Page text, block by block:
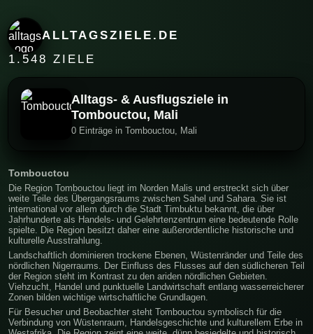
ALLTAGSZIELE.DE
1.548 ZIELE
Alltags- & Ausflugsziele in
Tombouctou, Mali
0 Einträge in Tombouctou, Mali
Tombouctou
Die Region Tombouctou liegt im Norden Malis und erstreckt sich über
weite Teile des Übergangsraums zwischen Sahel und Sahara. Sie ist
international vor allem durch die Stadt Timbuktu bekannt, die über
Jahrhunderte als Handels- und Gelehrtenzentrum eine bedeutende Rolle
spielte. Die Region besitzt daher eine außerordentliche historische und
kulturelle Ausstrahlung.
Landschaftlich dominieren trockene Ebenen, Wüstenränder und Teile des
nördlichen Nigerraums. Der Einfluss des Flusses auf den südlicheren Teil
der Region steht im Kontrast zu den ariden nördlichen Gebieten.
Viehzucht, Handel und punktuelle Landwirtschaft entlang wasserreicherer
Zonen bilden wichtige wirtschaftliche Grundlagen.
Für Besucher und Beobachter steht Tombouctou symbolisch für die
Verbindung von Wüstenraum, Handelsgeschichte und kulturellem Erbe in